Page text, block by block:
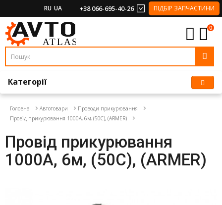
RU UA +38 066-695-40-26 ПІДБІР ЗАПЧАСТИНИ
0
Категорії
Головна Автотовари
Проводи прикурювання
Провід прикурювання 1000А, 6м, (50С), (ARMER)
Провід прикурювання
1000А, 6м, (50С), (ARMER)